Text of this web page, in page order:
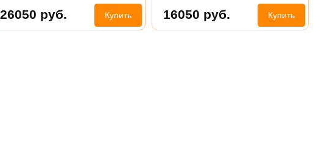
26050 руб. Купить 16050 руб. Купить